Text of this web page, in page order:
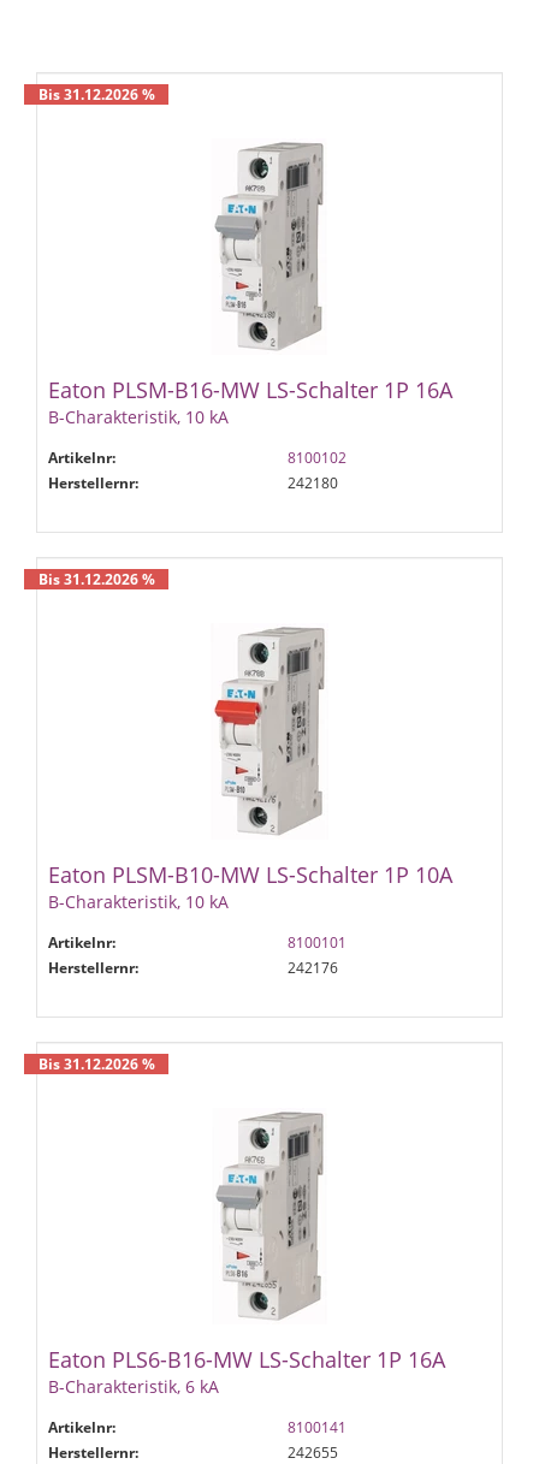
Bis 31.12.2026 %
Eaton PLSM-B16-MW LS-Schalter 1P 16A
B-Charakteristik, 10 kA
Artikelnr:
8100102
Herstellernr:
242180
Bis 31.12.2026 %
Eaton PLSM-B10-MW LS-Schalter 1P 10A
B-Charakteristik, 10 kA
Artikelnr:
8100101
Herstellernr:
242176
Bis 31.12.2026 %
Eaton PLS6-B16-MW LS-Schalter 1P 16A
B-Charakteristik, 6 kA
Artikelnr:
8100141
Herstellernr:
242655